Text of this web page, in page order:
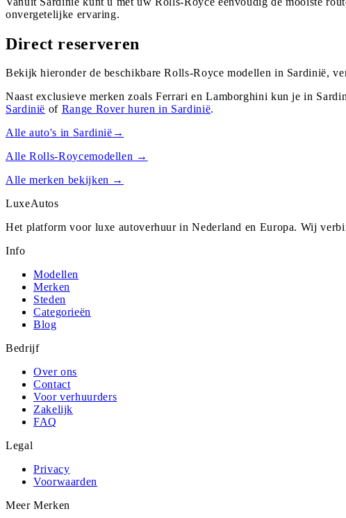
onvergetelijke ervaring.
Direct reserveren
Bekijk hieronder de beschikbare Rolls-Royce modellen in Sardinië,
Naast exclusieve merken zoals Ferrari en Lamborghini kun je in
Sardinië of Range Roverhuren in Sardinië.
Alle auto's in Sardinië →
AlleRolls-Roycemodellen →
Alle merken bekijken →
LuxeAutos
Het platform voor luxe autoverhuur in Nederland en Europa. Wij
Info
Modellen
Merken
Steden
Categorieën
Blog
Bedrijf
Over ons
Contact
Voor verhuurders
Zakelijk
FAQ
Legal
Privacy
Voorwaarden
Meer Merken